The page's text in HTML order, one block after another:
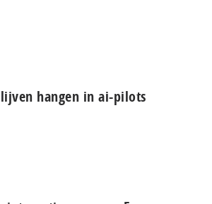
hangen in ai-pilots